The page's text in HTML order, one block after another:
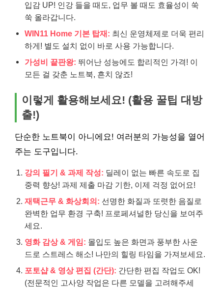
입감 UP! 인강 들을 때도, 업무 볼 때도 효율성이 쑥
쑥 올라갑니다.
WIN11 Home 기본 탑재: 최신 운영체제로 더욱 편리
하게! 별도 설치 없이 바로 사용 가능합니다.
가성비 끝판왕: 뛰어난 성능에도 합리적인 가격! 이
모든 걸 갖춘 노트북, 흔치 않죠!
이렇게 활용해보세요! (활용 꿀팁 대방
출!)
단순한 노트북이 아니에요! 여러분의 가능성을 열어
주는 도구입니다.
강의 필기 & 과제 작성: 딜레이 없는 빠른 속도로 집
중력 향상! 과제 제출 마감 기한, 이제 걱정 없어요!
재택근무 & 화상회의: 선명한 화질과 또렷한 음질로
완벽한 업무 환경 구축! 프로페셔널한 당신을 보여주
세요.
영화 감상 & 게임: 몰입도 높은 화면과 풍부한 사운
드로 스트레스 해소! 나만의 힐링 타임을 가져보세요.
포토샵 & 영상 편집 (간단): 간단한 편집 작업도 OK!
(전문적인 고사양 작업은 다른 모델을 고려해주세